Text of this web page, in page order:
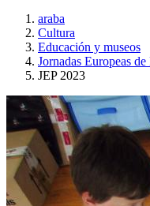
araba
Cultura
Educación y museos
Jornadas Europeas
JEP 2023